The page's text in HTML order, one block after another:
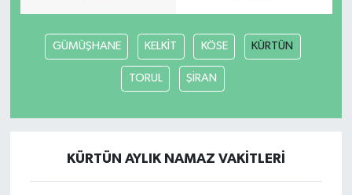
GÜMÜŞHANE KELKİT KÖSE KÜRTÜN
TORUL ŞİRAN
KÜRTÜN AYLIK NAMAZ VAKITLERI